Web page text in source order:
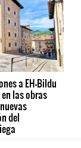
a EH-Bildu
las obras
del